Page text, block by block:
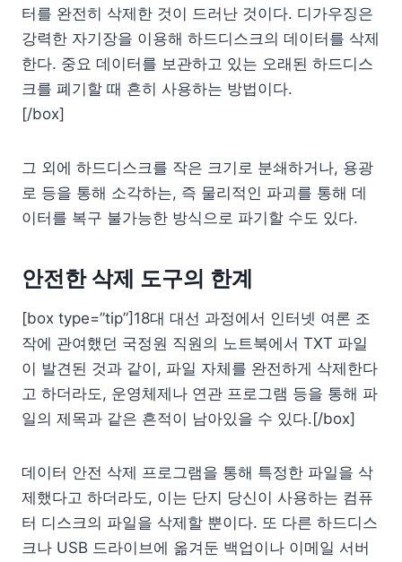
터를 완전히 삭제한 것이 드러난 것이다. 디가우징은
강력한 자기장을 이용해 하드디스크의 데이터를 삭제
한다. 중요 데이터를 보관하고 있는 오래된 하드디스
크를 폐기할 때 흔히 사용하는 방법이다.
[/box]
그 외에 하드디스크를 작은 크기로 분쇄하거나, 용광
로 등을 통해 소각하는, 즉 물리적인 파괴를 통해 데
이터를 복구 불가능한 방식으로 파기할 수도 있다.
안전한 삭제 도구의 한계
[box type=”tip”]18대 대선 과정에서 인터넷 여론 조
작에 관여했던 국정원 직원의 노트북에서 TXT 파일
이 발견된 것과 같이, 파일 자체를 완전하게 삭제한다
고 하더라도, 운영체제나 연관 프로그램 등을 통해 파
일의 제목과 같은 흔적이 남아있을 수 있다.[/box]
데이터 안전 삭제 프로그램을 통해 특정한 파일을 삭
제했다고 하더라도, 이는 단지 당신이 사용하는 컴퓨
터 디스크의 파일을 삭제할 뿐이다. 또 다른 하드디스
크나 USB 드라이브에 옮겨둔 백업이나 이메일 서버